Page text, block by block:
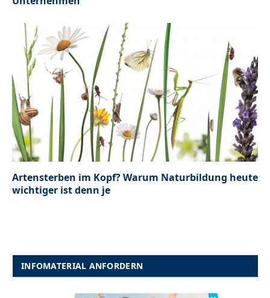
Artensterben im Kopf? Warum Naturbildung heute
wichtiger ist denn je
INFOMATERIAL ANFORDERN